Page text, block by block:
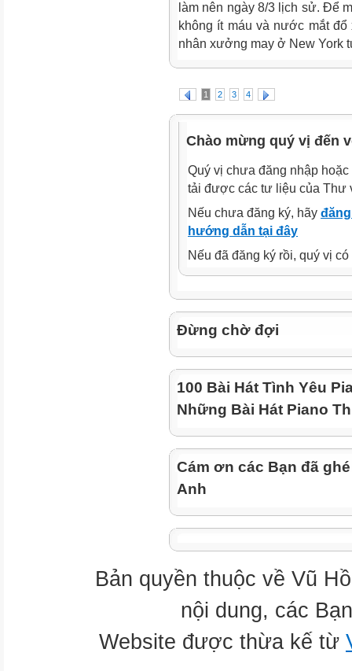
làm nên ngày 8/3 lịch sử. Để
không ít máu và nước mắt
nhân xưởng may ở New York
1 2 3 4
Chào mừng quý vị đến
Quý vị chưa đăng nhập
tải được các tư liệu của Thư
Nếu chưa đăng ký, hãy
hướng dẫn tại đây
Nếu đã đăng ký rồi, quý vị
Đừng chờ đợi
100 Bài Hát Tình Yêu
Những Bài Hát Piano
Cám ơn các Bạn đã
Anh
Bản quyền thuộc về Vũ
nội dung, các
Website được thừa kế từ